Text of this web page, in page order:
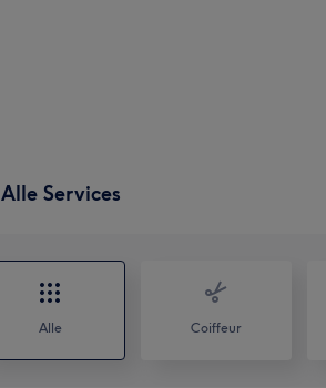
Alle Services
Alle Coiffeur